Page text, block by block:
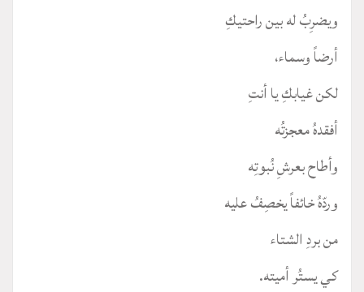
ويضرِبُ له بين راحتيكِ
أرضاً وسماء،
لكن غيابكِ يا أنتِ
أفقدهُ معجزتُه
وأطاح بعرشِ نُبوتِه
وردّهُ خائفاً يخصِفُ عليه
من بردِ الشتاء
كي يستُر أميته.